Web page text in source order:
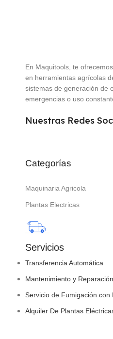
En Maquitools, te
en herramientas agrícolas
sistemas de generación de
emergencias o uso
Nuestras Redes
Categorías
Maquinaria Agricola
Plantas Electricas
Servicios
Transferencia Automática
Mantenimiento y Reparación
Servicio de Fumigación con
Alquiler De Plantas